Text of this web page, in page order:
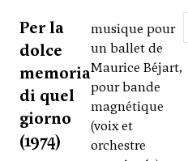
Per la
dolce
memoria
di quel
giorno
(1974)
musique pour
un ballet de
Maurice Béjart,
pour bande
magnétique
(voix et
orchestre